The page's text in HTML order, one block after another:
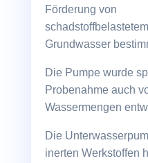
Förderung von
Grundwasser
Die Pumpe wurde
Probenahme auch
Wassermengen
Die
inerten Werkstoffen